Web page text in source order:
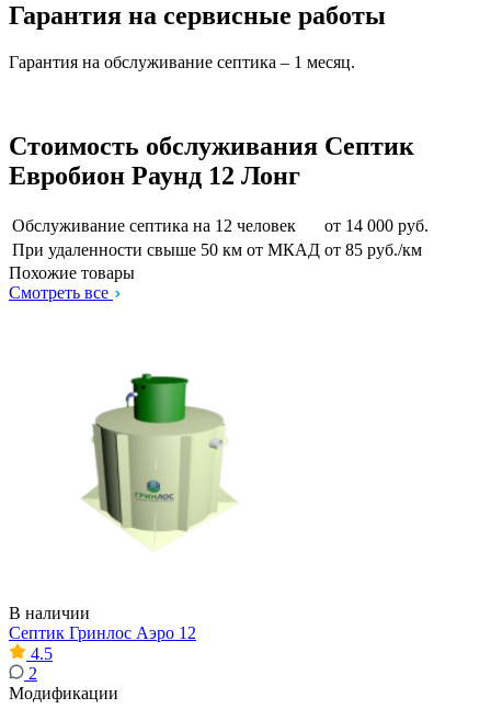
Гарантия на сервисные работы
Гарантия на обслуживание септика – 1 месяц.
Стоимость обслуживания Септик
Евробион Раунд 12 Лонг
Обслуживание септика на 12 человек
от 14 000 руб.
При удаленности свыше 50 км от МКАД от 85 руб./км
Похожие товары
Смотреть все
В наличии
Септик Гринлос Аэро 12
4.5
2
Модификации